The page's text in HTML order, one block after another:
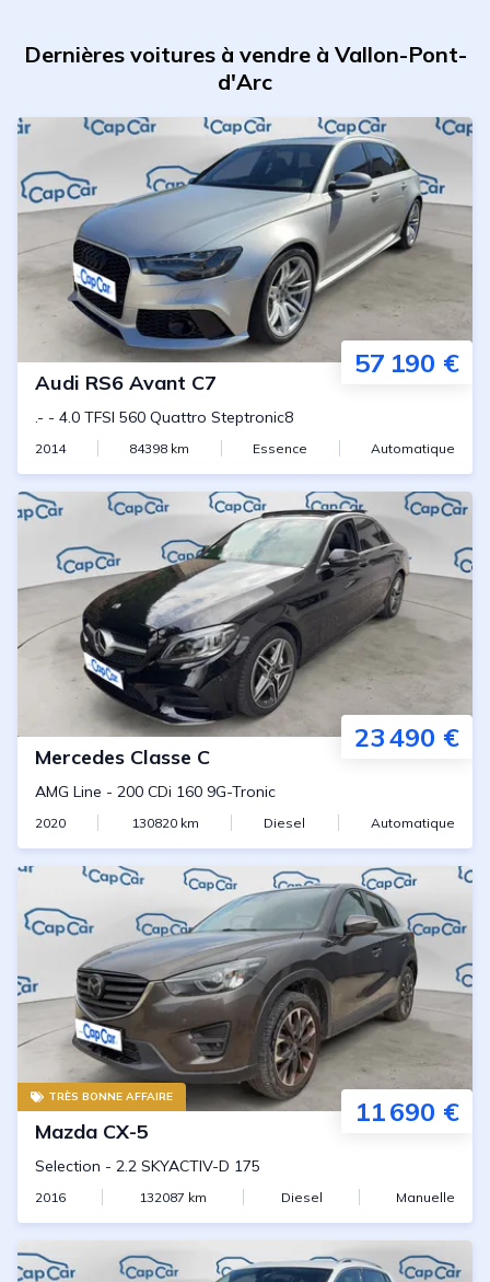
Dernières voitures à vendre à Vallon-Pont-
d'Arc
57 190 €
Audi RS6 Avant C7
.- - 4.0 TFSI 560 Quattro Steptronic8
2014 84398 km Essence Automatique
23 490 €
Mercedes Classe C
AMG Line - 200 CDi 160 9G-Tronic
2020 130820km Diesel Automatique
TRÈS BONNE AFFAIRE 11 690 €
Mazda CX-5
Selection - 2.2 SKYACTIV-D 175
2016 132087 km Diesel Manuelle